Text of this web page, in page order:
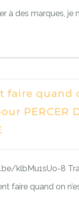
à des marques, je
faire quand
PERCER
klbMu1sUo-8
faire quand on